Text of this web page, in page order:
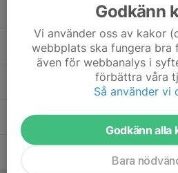
24. Oskar Enerstedt
25. Arvid Planting
27. Oskar Freiholtz
75. Sixten Sandblom
Godkänn
Vi använder oss av kakor
webbplats ska fungera bra
även för webbanalys i
förbättra våra
Så använder vi
Godkänn alla
Bara